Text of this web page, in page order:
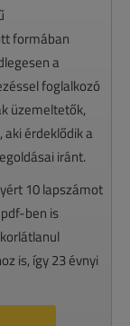
formában
a
foglalkozó
üzemeltetők,
érdeklődik a
iránt.
10 lapszámot
ben is
is, így 23 évnyi